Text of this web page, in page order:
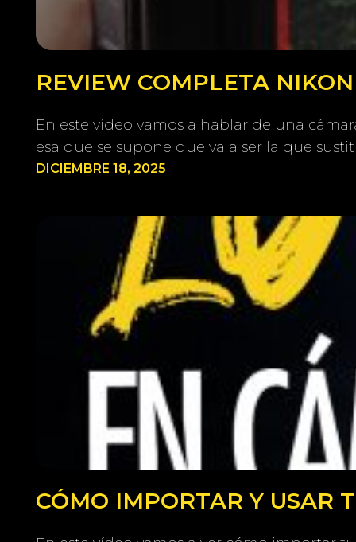
REVIEW COMPLETA
En este vídeo vamos a hablar de una
esa que se supone que va a ser la que
DICIEMBRE 18, 2025
CÓMO IMPORTAR Y USAR